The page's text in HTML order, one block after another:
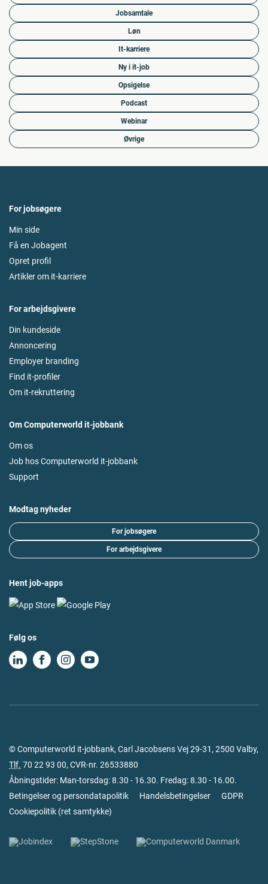
Jobsamtale
Løn
It-karriere
Ny i it-job
Opsigelse
Podcast
Webinar
Øvrige
For jobsøgere
Min side
Få en Jobagent
Opret profil
Artikler om it-karriere
For arbejdsgivere
Din kundeside
Annoncering
Employer branding
Find it-profiler
Om it-rekruttering
Om Computerworld it-jobbank
Om os
Job hos Computerworld it-jobbank
Support
Modtag nyheder
For jobsøgere
For arbejdsgivere
Hent job-apps
Følg os
© Computerworld it-jobbank, Carl Jacobsens Vej 29-31, 2500 Valby,
Tlf. 70 22 93 00, CVR-nr. 26533880
Åbningstider: Man-torsdag: 8.30 - 16.30. Fredag: 8.30 - 16.00.
Betingelser og persondatapolitik
Handelsbetingelser
GDPR
Cookiepolitik (ret samtykke)